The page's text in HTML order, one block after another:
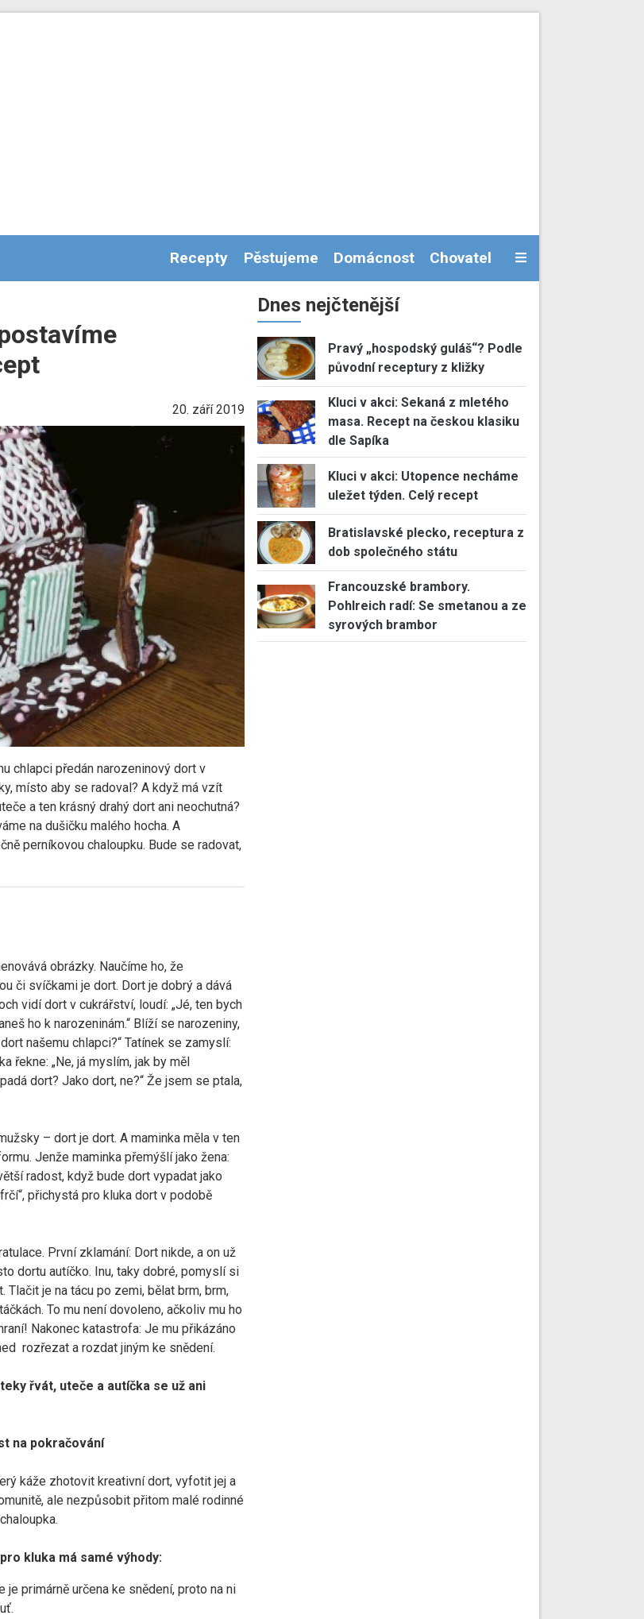
Recepty Pěstujeme Domácnost Chovatel
20. září 2019
chlapci předán narozeninový dort v
místo aby se radoval? A když má vzít
a ten krásný drahý dort ani neochutná?
na dušičku malého hocha. A
perníkovou chaloupku. Bude se radovat,
obrázky. Naučíme ho, že
či svíčkami je dort. Dort je dobrý a dává
vidí dort v cukrářství, loudí: „Jé, ten bych
ho k narozeninám.“ Blíží se narozeniny,
našemu chlapci?“ Tatínek se zamyslí:
řekne: „Ne, já myslím, jak by měl
dort? Jako dort, ne?“ Že jsem se ptala,
– dort je dort. A maminka měla v ten
Jenže maminka přemýšlí jako žena:
radost, když bude dort vypadat jako
přichystá pro kluka dort v podobě
První zklamání: Dort nikde, a on už
dortu autíčko. Inu, taky dobré, pomyslí si
Tlačit je na tácu po zemi, bělat brm, brm,
To mu není dovoleno, ačkoliv mu ho
Nakonec katastrofa: Je mu přikázáno
rozřezat a rozdat jiným ke snědení.
řvát, uteče a autíčka se už ani
na pokračování
káže zhotovit kreativní dort, vyfotit jej a
ale nezpůsobit přitom malé rodinné
kluka má samé výhody:
je primárně určena ke snědení, proto na ni
Dnes nejčtenější
Pravý „hospodský guláš“? Podle
původní receptury z kližky
Kluci v akci: Sekaná z mletého
masa. Recept na českou klasiku
dle Sapíka
Kluci v akci: Utopence necháme
uležet týden. Celý recept
Bratislavské plecko, receptura z
dob společného státu
Francouzské brambory.
Pohlreich radí: Se smetanou a ze
syrových brambor